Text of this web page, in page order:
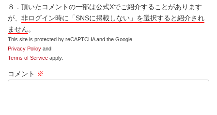
８．頂いたコメントの一部は公式Xでご紹介することがあります
が、 非ログイン時に「SNSに掲載しない」を選択すると紹介され
ません。
This site is protected by reCAPTCHA and the Google
Privacy Policy and
Terms of Service apply.
コメント ※